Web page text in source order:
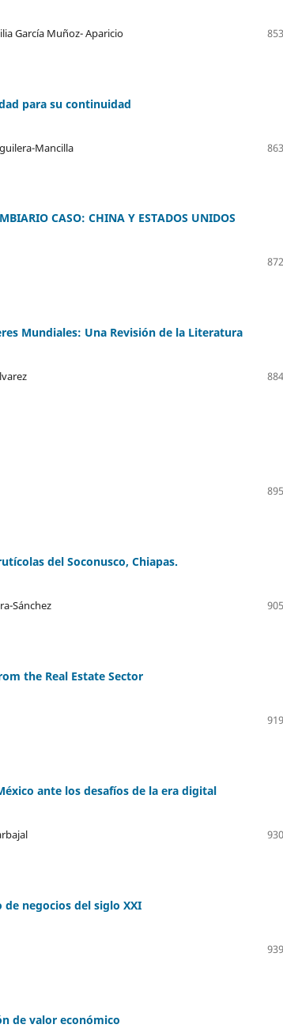
García Muñoz- Aparicio
para su continuidad
Mancilla
CASO: CHINA Y ESTADOS UNIDOS
Mundiales: Una Revisión de la Literatura
del Soconusco, Chiapas.
Sánchez
the Real Estate Sector
ante los desafíos de la era digital
negocios del siglo XXI
de valor económico